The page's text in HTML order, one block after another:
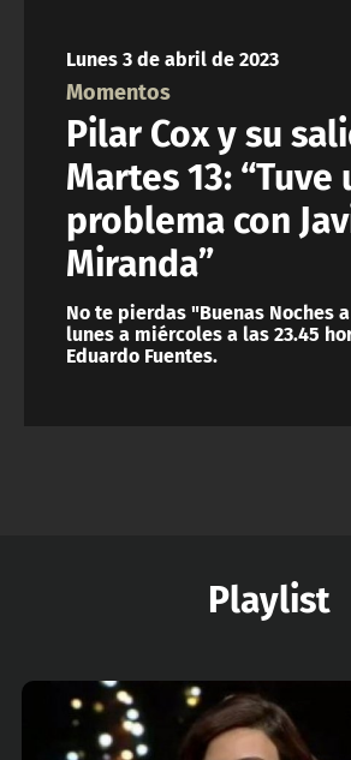
Lunes 3 de abril de 2023
Momentos
Pilar Cox y su
Martes 13: “Tuve
problema con
Miranda”
No te pierdas "Buenas Noches
lunes a miércoles a las 23.45
Eduardo Fuentes.
Playlist